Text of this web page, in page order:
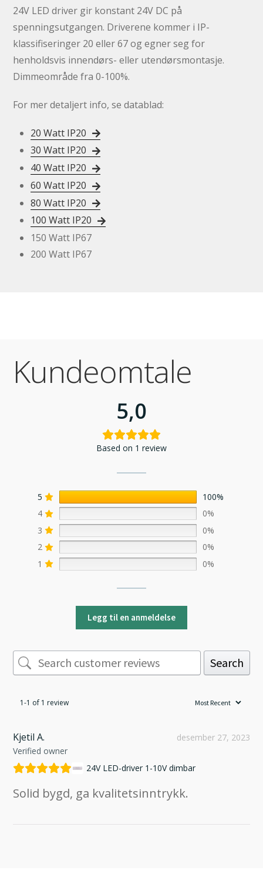
24V LED driver gir konstant 24V DC på
spenningsutgangen. Driverene kommer i IP-
klassifiseringer 20 eller 67 og egner seg for
henholdsvis innendørs- eller utendørsmontasje.
Dimmeområde fra 0-100%.
For mer detaljert info, se datablad:
20 Watt IP20
30 Watt IP20
40 Watt IP20
60 Watt IP20
80 Watt IP20
100 Watt IP20
150 Watt IP67
200 Watt IP67
Kundeomtale
5,0
Based on 1 review
5
100%
4
0%
3
0%
2
0%
1
0%
Legg til en anmeldelse
Search
1-1 of 1 review
Kjetil A.
Verified owner
desember 27, 2023
24V LED-driver 1-10V dimbar
Solid bygd, ga kvalitetsinntrykk.